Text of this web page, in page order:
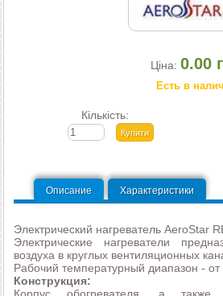
Ціна: 0.00
Есть в
Кількість:
Описание Характеристики
Электрический нагреватель AeroStar
Электрические нагреватели
воздуха в круглых вентиляционных
Рабочий температурный диапазон -
Конструкция: